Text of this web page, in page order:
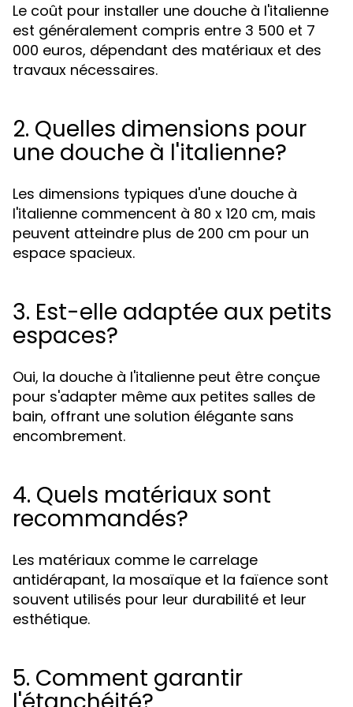
Le coût pour installer une douche à l'italienne
est généralement compris entre 3 500 et 7
000 euros, dépendant des matériaux et des
travaux nécessaires.
2. Quelles dimensions pour
une douche à l'italienne?
Les dimensions typiques d'une douche à
l'italienne commencent à 80 x 120 cm, mais
peuvent atteindre plus de 200 cm pour un
espace spacieux.
3. Est-elle adaptée aux petits
espaces?
Oui, la douche à l'italienne peut être conçue
pour s'adapter même aux petites salles de
bain, offrant une solution élégante sans
encombrement.
4. Quels matériaux sont
recommandés?
Les matériaux comme le carrelage
antidérapant, la mosaïque et la faïence sont
souvent utilisés pour leur durabilité et leur
esthétique.
5. Comment garantir